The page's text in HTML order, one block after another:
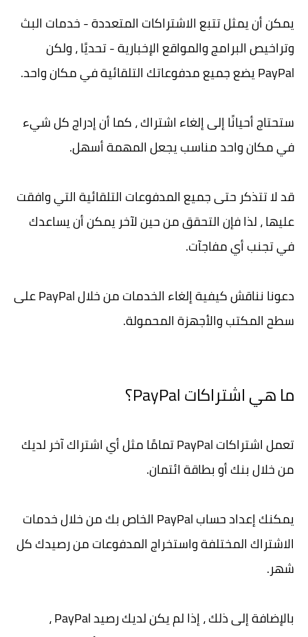
يمكن أن يمثل تتبع الاشتراكات المتعددة - خدمات البث
وتراخيص البرامج والمواقع الإخبارية - تحديًا ، ولكن
PayPal يضع جميع مدفوعاتك التلقائية في مكان واحد.
ستحتاج أحيانًا إلى إلغاء اشتراك ، كما أن إدراج كل شيء
في مكان واحد مناسب يجعل المهمة أسهل.
قد لا تتذكر حتى جميع المدفوعات التلقائية التي وافقت
عليها ، لذا فإن التحقق من حين لآخر يمكن أن يساعدك
في تجنب أي مفاجآت.
دعونا نناقش كيفية إلغاء الخدمات من خلال PayPal على
سطح المكتب والأجهزة المحمولة.
ما هي اشتراكات PayPal؟
تعمل اشتراكات PayPal تمامًا مثل أي اشتراك آخر لديك
من خلال بنك أو بطاقة ائتمان.
يمكنك إعداد حساب PayPal الخاص بك من خلال خدمات
الاشتراك المختلفة واستخراج المدفوعات من رصيدك كل
شهر.
بالإضافة إلى ذلك ، إذا لم يكن لديك رصيد PayPal ،